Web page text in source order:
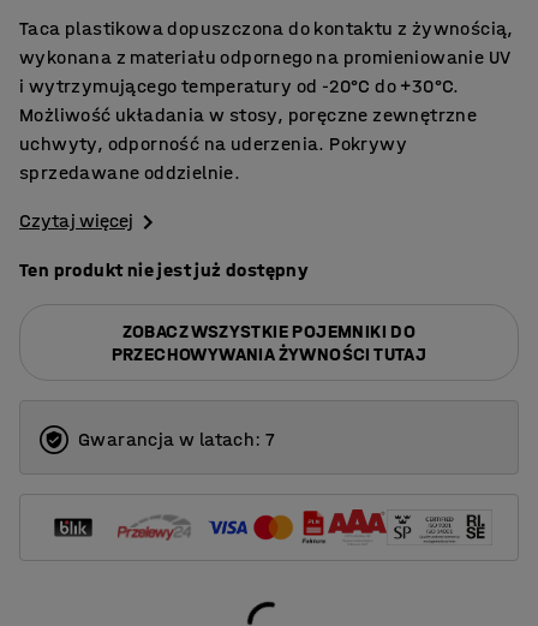
Taca plastikowa dopuszczona do kontaktu z żywnością,
wykonana z materiału odpornego na promieniowanie UV
i wytrzymującego temperatury od -20°C do +30°C.
Możliwość układania w stosy, poręczne zewnętrzne
uchwyty, odporność na uderzenia. Pokrywy
sprzedawane oddzielnie.
Czytaj więcej
Ten produkt nie jest już dostępny
ZOBACZ WSZYSTKIE POJEMNIKI DO
PRZECHOWYWANIA ŻYWNOŚCI TUTAJ
Gwarancja w latach: 7